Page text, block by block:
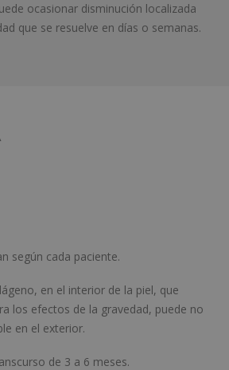
ocasionar disminución localizada
que se resuelve en días o semanas.
según cada paciente.
en el interior de la piel, que
los efectos de la gravedad, puede no
en el exterior.
de 3 a 6 meses.